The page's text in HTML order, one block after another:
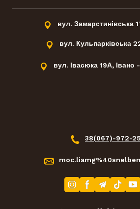
вул. Замарстинівська
вул. Кульпарківська
вул. Івасюка 19А, Івано
38(067)-972-